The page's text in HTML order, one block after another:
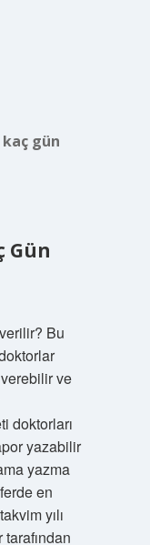
gün
Gün
Bu
ve
doktorları
yazabilir
yazma
en
yılı